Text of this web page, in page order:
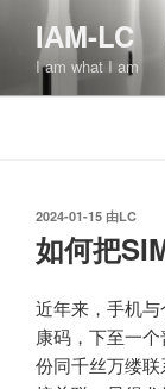
容
IAM-LC
I am what I am
发
布
于
2024-01-15 由LC
如何把
近年来，手机
康码，下至一
份同千丝万缕